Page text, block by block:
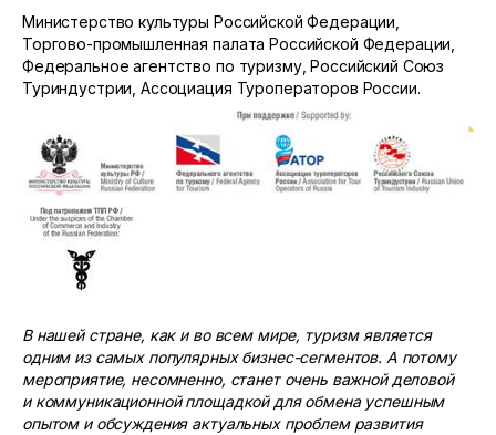
Министерство культуры Российской Федерации,
Торгово-промышленная палата Российской Федерации,
Федеральное агентство по туризму, Российский Союз
Туриндустрии, Ассоциация Туроператоров России.
В нашей стране, как и во всем мире, туризм является
одним из самых популярных бизнес-сегментов. А потому
мероприятие, несомненно, станет очень важной деловой
и коммуникационной площадкой для обмена успешным
опытом и обсуждения актуальных проблем развития